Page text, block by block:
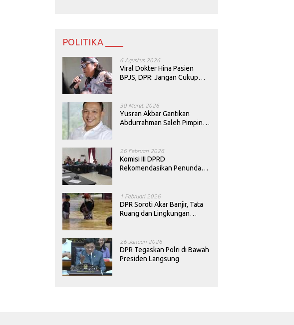
POLITIKA ____
6 Agustus 2026
Viral Dokter Hina Pasien
BPJS, DPR: Jangan Cukup
30 Maret 2026
Yusran Akbar Gantikan
Abdurrahman Saleh Pimpin
26 Februari 2026
Komisi III DPRD
Rekomendasikan Penundaan
1 Februari 2026
DPR Soroti Akar Banjir, Tata
Ruang dan Lingkungan
26 Januari 2026
DPR Tegaskan Polri di Bawah
Presiden Langsung